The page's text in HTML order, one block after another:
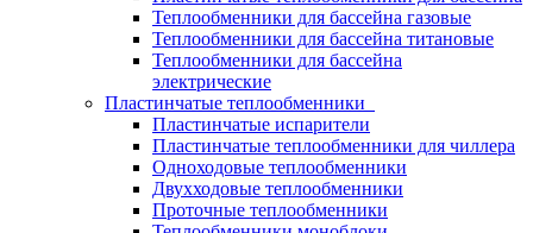
Теплообменники для бассейна газовые
Теплообменники для бассейна титановые
Теплообменники для бассейна
электрические
Пластинчатые теплообменники
Пластинчатые испарители
Пластинчатые теплообменники для чиллера
Одноходовые теплообменники
Двухходовые теплообменники
Проточные теплообменники